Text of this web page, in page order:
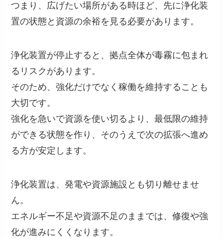
つまり、広げたい場所がある時ほど、先に浄化装
置の状態と資源の余裕を見る必要があります。
浄化装置が停止すると、拠点全体が毒霧に包まれ
るリスクがあります。
そのため、強化だけでなく稼働を維持することも
大切です。
強化を急いで資源を使い切るより、最低限の維持
ができる状態を作り、そのうえで次の拡張へ進め
る方が安定します。
浄化装置は、発電や資源施設とも切り離せませ
ん。
エネルギー不足や資源不足のままでは、修復や強
化が進みにくくなります。